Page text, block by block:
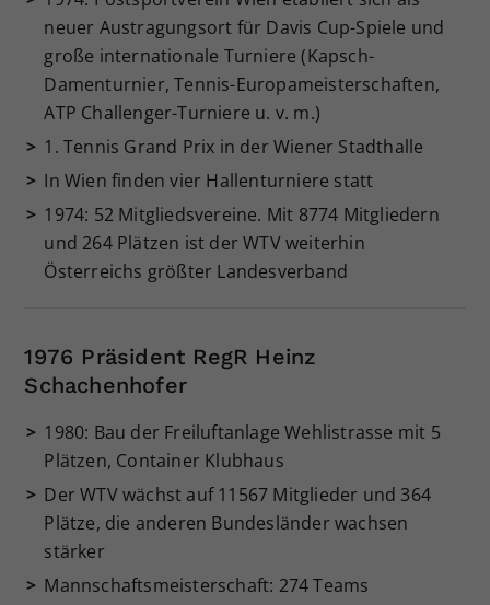
neuer Austragungsort für Davis Cup-Spiele und
große internationale Turniere (Kapsch-
Damenturnier, Tennis-Europameisterschaften,
ATP Challenger-Turniere u. v. m.)
1. Tennis Grand Prix in der Wiener Stadthalle
In Wien finden vier Hallenturniere statt
1974: 52 Mitgliedsvereine. Mit 8774 Mitgliedern
und 264 Plätzen ist der WTV weiterhin
Österreichs größter Landesverband
1976 Präsident RegR Heinz
Schachenhofer
1980: Bau der Freiluftanlage Wehlistrasse mit 5
Plätzen, Container Klubhaus
Der WTV wächst auf 11567 Mitglieder und 364
Plätze, die anderen Bundesländer wachsen
stärker
Mannschaftsmeisterschaft: 274 Teams
Dieser Wert speichert Ihre Consent-
Einstellungen. Unter anderem eine
zufällig generierte ID, für die
historische Speicherung Ihrer
vorgenommen Einstellungen, falls der
Webseiten-Betreiber dies eingestellt
hat.